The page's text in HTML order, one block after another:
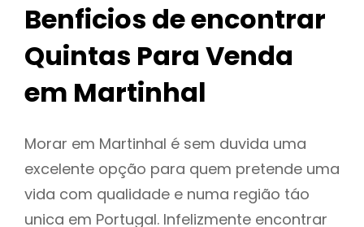
Benficios de encontrar
Quintas Para Venda
em Martinhal
Morar em Martinhal é sem duvida uma
excelente opção para quem pretende uma
vida com qualidade e numa região táo
unica em Portugal. Infelizmente encontrar